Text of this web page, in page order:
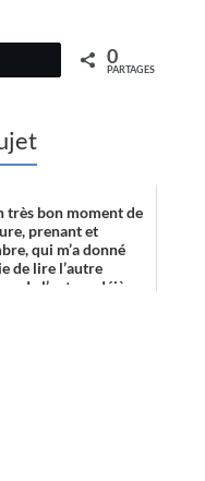
0
PARTAGES
très bon moment de
prenant et
qui m’a donné
de lire l’autre
de l’auteur déjà